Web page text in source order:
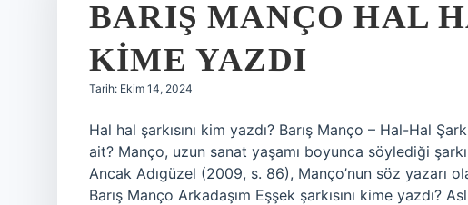
BARIŞ MANÇO HAL
KIME YAZDI
Tarih: Ekim 14, 2024
Hal hal şarkısını kim yazdı? Barış Manço – Hal-Hal
ait? Manço, uzun sanat yaşamı boyunca söylediği
Ancak Adıgüzel (2009, s. 86), Manço’nun söz yazarı
Barış Manço Arkadaşım Eşşek şarkısını kime yazdı?